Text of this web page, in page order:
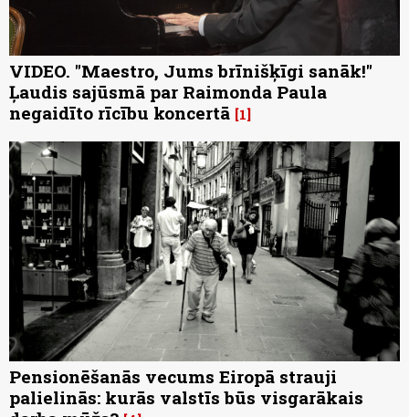
VIDEO. "Maestro, Jums brīnišķīgi sanāk!"
Ļaudis sajūsmā par Raimonda Paula
negaidīto rīcību koncertā 1
Pensionēšanās vecums Eiropā strauji
palielinās: kurās valstīs būs visgarākais